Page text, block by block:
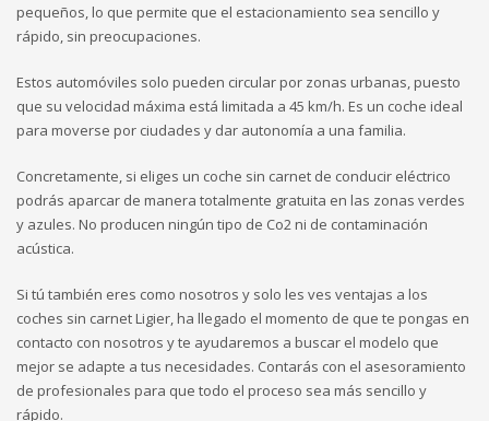
pequeños, lo que permite que el estacionamiento sea sencillo y
rápido, sin preocupaciones.
Estos automóviles solo pueden circular por zonas urbanas, puesto
que su velocidad máxima está limitada a 45 km/h. Es un coche ideal
para moverse por ciudades y dar autonomía a una familia.
Concretamente, si eliges un coche sin carnet de conducir eléctrico
podrás aparcar de manera totalmente gratuita en las zonas verdes
y azules. No producen ningún tipo de Co2 ni de contaminación
acústica.
Si tú también eres como nosotros y solo les ves ventajas a los
coches sin carnet Ligier, ha llegado el momento de que te pongas en
contacto con nosotros y te ayudaremos a buscar el modelo que
mejor se adapte a tus necesidades. Contarás con el asesoramiento
de profesionales para que todo el proceso sea más sencillo y
rápido.